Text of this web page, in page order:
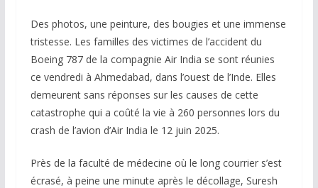
Des photos, une peinture, des bougies et une immense
tristesse. Les familles des victimes de l’accident du
Boeing 787 de la compagnie Air India se sont réunies
ce vendredi à Ahmedabad, dans l’ouest de l’Inde. Elles
demeurent sans réponses sur les causes de cette
catastrophe qui a coûté la vie à 260 personnes lors du
crash de l’avion d’Air India le 12 juin 2025.
Près de la faculté de médecine où le long courrier s’est
écrasé, à peine une minute après le décollage, Suresh